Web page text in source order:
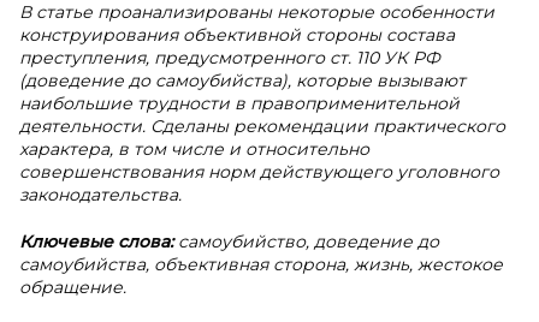
В статье проанализированы некоторые особенности
конструирования объективной стороны состава
преступления, предусмотренного ст. 110 УК РФ
(доведение до самоубийства), которые вызывают
наибольшие трудности в правоприменительной
деятельности. Сделаны рекомендации практического
характера, в том числе и относительно
совершенствования норм действующего уголовного
законодательства.
Ключевые слова:самоубийство, доведение до
самоубийства, объективная сторона, жизнь, жестокое
обращение.